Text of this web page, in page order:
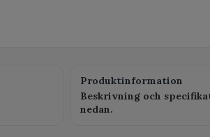
Produktinformation
Beskrivning och
nedan.